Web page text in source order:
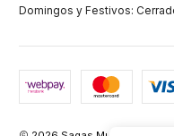
Domingos y Festivos: